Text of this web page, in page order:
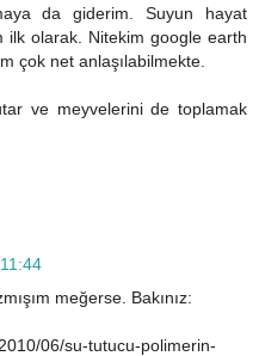
da giderim. Suyun hayat
ilk olarak. Nitekim google earth
çok net anlaşılabilmekte.
ve meyvelerini de toplamak
meğerse. Bakınız:
06/su-tutucu-polimerin-